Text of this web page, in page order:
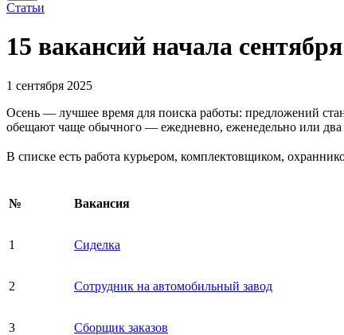
Статьи
15 вакансий начала
1 сентября 2025
Осень — лучшее время для поиска работы: предложений
обещают чаще обычного — ежедневно, еженедельно или два
В списке есть работа курьером, комплектовщиком,
№ Вакансия
1 Сиделка
2 Сотрудник на автомобильный завод
3 Сборщик заказов